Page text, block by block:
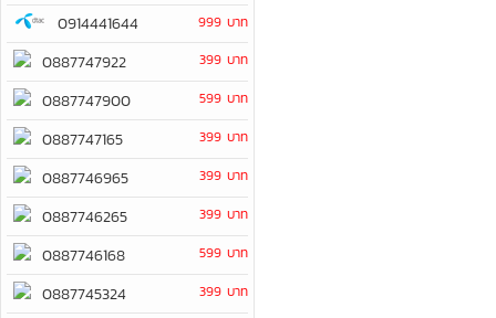
0914441644 999 บาท
0887747922 399 บาท
0887747900 599 บาท
0887747165 399 บาท
0887746965 399 บาท
0887746265 399 บาท
0887746168 599 บาท
0887745324 399 บาท